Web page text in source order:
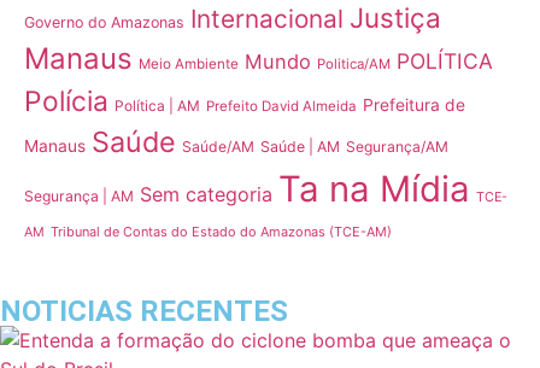
Governo do Amazonas Internacional Justiça
Manaus Meio Ambiente Mundo Politica/AM POLÍTICA
Polícia Política | AM Prefeito David Almeida Prefeitura de
Manaus Saúde Saúde/AM Saúde | AM Segurança/AM
Segurança | AM Sem categoria Ta na Mídia TCE-
AM Tribunal de Contas do Estado do Amazonas (TCE-AM)
NOTICIAS RECENTES